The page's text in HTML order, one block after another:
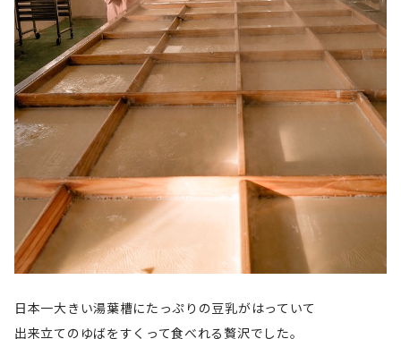
日本一大きい湯葉槽にたっぷりの豆乳がはっていて
出来立てのゆばをすくって食べれる贅沢でした。